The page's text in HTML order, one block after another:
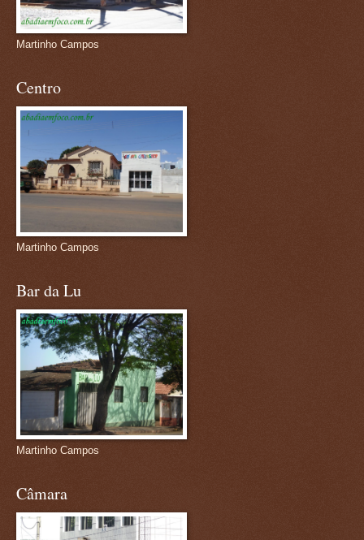
Martinho Campos
Centro
Martinho Campos
Bar da Lu
Martinho Campos
Câmara